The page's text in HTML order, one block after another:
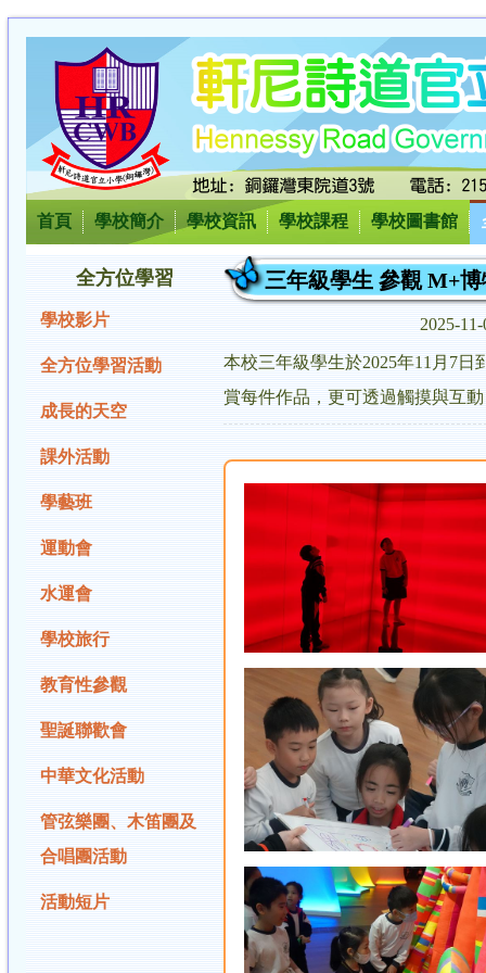
首頁 學校簡介 學校資訊 學校課程 學校圖書館
全方位學習
學校影片
全方位學習活動
成長的天空
課外活動
學藝班
運動會
水運會
學校旅行
教育性參觀
聖誕聯歡會
中華文化活動
管弦樂團、木笛團及
合唱團活動
活動短片
三年級學生 參觀 M+
2025-
本校三年級學生於2025年11月7
賞每件作品，更可透過觸摸與互